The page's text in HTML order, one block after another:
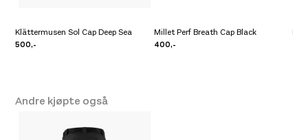
Klättermusen Sol Cap Deep Sea
500,-
Millet Perf Breath Cap Black
400,-
Andre kjøpte også